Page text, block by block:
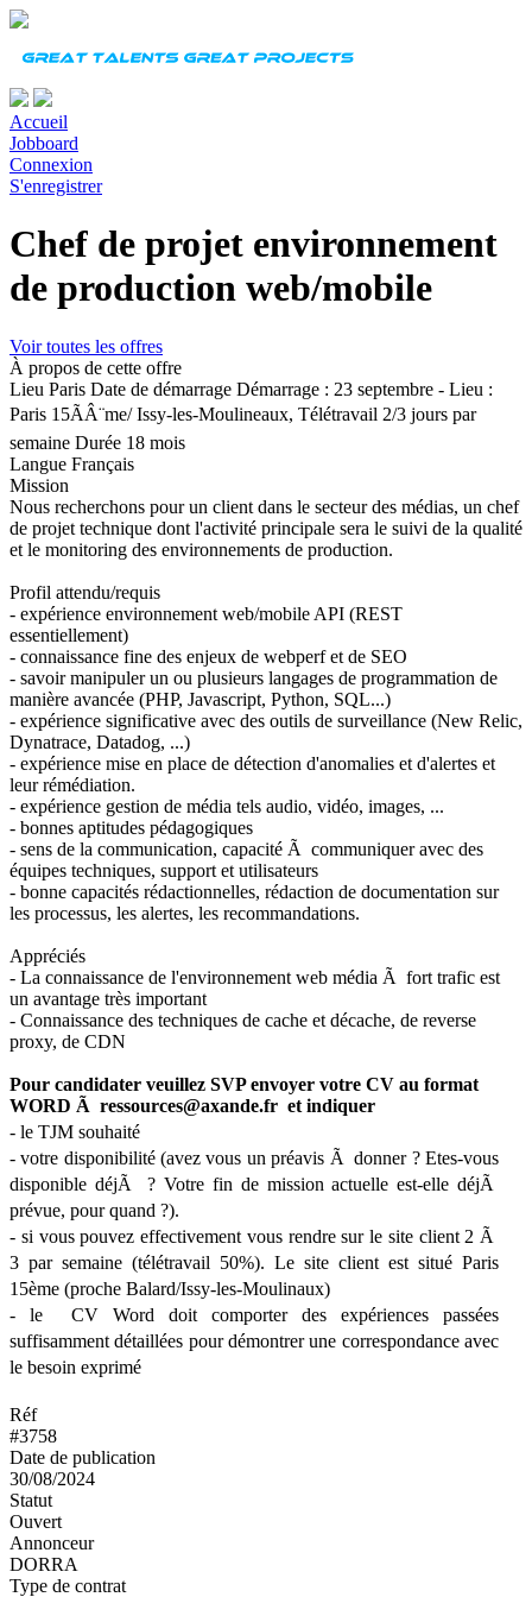
Accueil
Jobboard
Connexion
S'enregistrer
Chef de projet environnement
de production web/mobile
Voir toutes les offres
À propos de cette offre
Lieu Paris Date de démarrage Démarrage : 23 septembre - Lieu :
Paris 15ÃÂ¨me/ Issy-les-Moulineaux, Télétravail 2/3 jours par
semaine Durée 18 mois
Langue Français
Mission
Nous recherchons pour un client dans le secteur des médias, un chef
de projet technique dont l'activité principale sera le suivi de la qualité
et le monitoring des environnements de production.
Profil attendu/requis
- expérience environnement web/mobile API (REST
essentiellement)
- connaissance fine des enjeux de webperf et de SEO
- savoir manipuler un ou plusieurs langages de programmation de
manière avancée (PHP, Javascript, Python, SQL...)
- expérience significative avec des outils de surveillance (New Relic,
Dynatrace, Datadog, ...)
- expérience mise en place de détection d'anomalies et d'alertes et
leur rémédiation.
- expérience gestion de média tels audio, vidéo, images, ...
- bonnes aptitudes pédagogiques
- sens de la communication, capacité Ã communiquer avec des
équipes techniques, support et utilisateurs
- bonne capacités rédactionnelles, rédaction de documentation sur
les processus, les alertes, les recommandations.
Appréciés
- La connaissance de l'environnement web média Ã fort trafic est
un avantage très important
- Connaissance des techniques de cache et décache, de reverse
proxy, de CDN
Pour candidater veuillez SVP envoyer votre CV au format
WORD Ã ressources@axande.fr et indiquer
- le TJM souhaité
- votre disponibilité (avez vous un préavis Ã donner ? Etes-vous
disponible déjÃ ? Votre fin de mission actuelle est-elle déjÃ
prévue, pour quand ?).
- si vous pouvez effectivement vous rendre sur le site client 2 Ã
3 par semaine (télétravail 50%). Le site client est situé Paris
15ème (proche Balard/Issy-les-Moulinaux)
- le
CV Word doit comporter des expériences passées
suffisamment détaillées pour démontrer une correspondance avec
le besoin exprimé
Réf
#3758
Date de publication
30/08/2024
Statut
Ouvert
Annonceur
DORRA
Type de contrat